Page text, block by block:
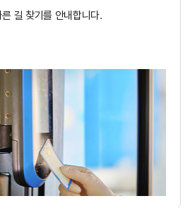
길 찾기를 안내합니다.